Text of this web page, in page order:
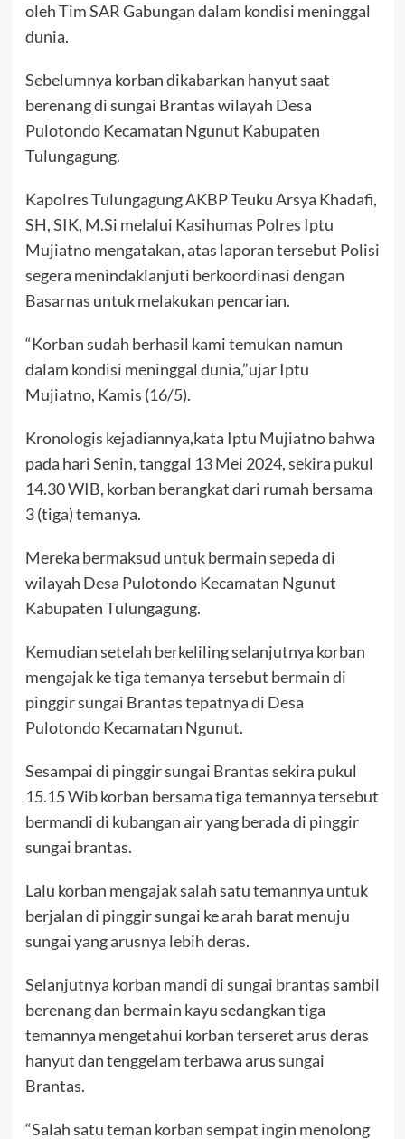
oleh Tim SAR Gabungan dalam kondisi meninggal
dunia.
Sebelumnya korban dikabarkan hanyut saat
berenang di sungai Brantas wilayah Desa
Pulotondo Kecamatan Ngunut Kabupaten
Tulungagung.
Kapolres Tulungagung AKBP Teuku Arsya Khadafi,
SH, SIK, M.Si melalui Kasihumas Polres Iptu
Mujiatno mengatakan, atas laporan tersebut Polisi
segera menindaklanjuti berkoordinasi dengan
Basarnas untuk melakukan pencarian.
“Korban sudah berhasil kami temukan namun
dalam kondisi meninggal dunia,”ujar Iptu
Mujiatno, Kamis (16/5).
Kronologis kejadiannya,kata Iptu Mujiatno bahwa
pada hari Senin, tanggal 13 Mei 2024, sekira pukul
14.30 WIB, korban berangkat dari rumah bersama
3 (tiga) temanya.
Mereka bermaksud untuk bermain sepeda di
wilayah Desa Pulotondo Kecamatan Ngunut
Kabupaten Tulungagung.
Kemudian setelah berkeliling selanjutnya korban
mengajak ke tiga temanya tersebut bermain di
pinggir sungai Brantas tepatnya di Desa
Pulotondo Kecamatan Ngunut.
Sesampai di pinggir sungai Brantas sekira pukul
15.15 Wib korban bersama tiga temannya tersebut
bermandi di kubangan air yang berada di pinggir
sungai brantas.
Lalu korban mengajak salah satu temannya untuk
berjalan di pinggir sungai ke arah barat menuju
sungai yang arusnya lebih deras.
Selanjutnya korban mandi di sungai brantas sambil
berenang dan bermain kayu sedangkan tiga
temannya mengetahui korban terseret arus deras
hanyut dan tenggelam terbawa arus sungai
Brantas.
“Salah satu teman korban sempat ingin menolong